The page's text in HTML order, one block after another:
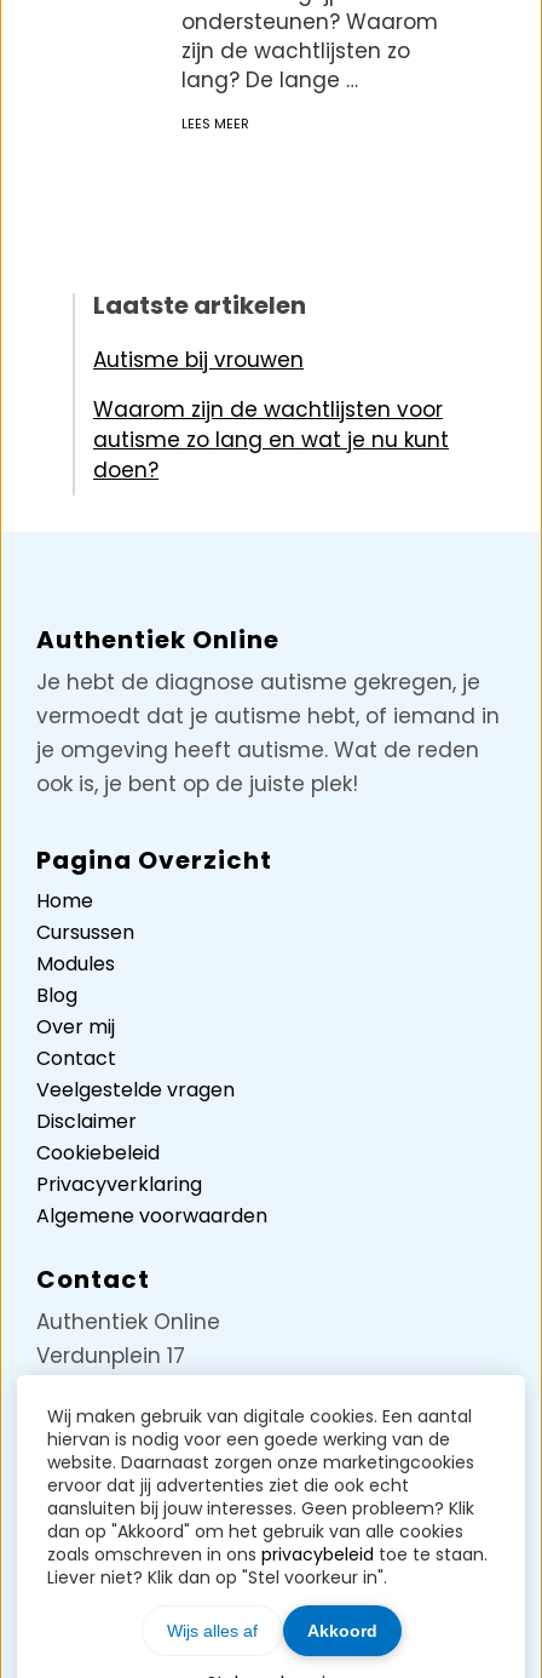
ondersteunen? Waarom
zijn de wachtlijsten zo
lang? De lange …
LEES MEER
Laatste artikelen
Autisme bij vrouwen
Waarom zijn de wachtlijsten voor
autisme zo lang en wat je nu kunt
doen?
Authentiek Online
Je hebt de diagnose autisme gekregen, je
vermoedt dat je autisme hebt, of iemand in
je omgeving heeft autisme. Wat de reden
ook is, je bent op de juiste plek!
Pagina Overzicht
Home
Cursussen
Modules
Blog
Over mij
Contact
Veelgestelde vragen
Disclaimer
Cookiebeleid
Privacyverklaring
Algemene voorwaarden
Contact
Authentiek Online
Verdunplein 17
5627 SZ Eindhoven
KVK-nummer: 85258717
BTW-nummer: NL004071191B37
Contact?Klik hier
Wij maken gebruik van digitale cookies. Een aantal
hiervan is nodig voor een goede werking van de
website. Daarnaast zorgen onze marketingcookies
ervoor dat jij advertenties ziet die ook echt
aansluiten bij jouw interesses. Geen probleem? Klik
dan op "Akkoord" om het gebruik van alle cookies
zoals omschreven in ons privacybeleid toe te staan.
Liever niet? Klik dan op "Stel voorkeur in".
Wijs alles af Akkoord